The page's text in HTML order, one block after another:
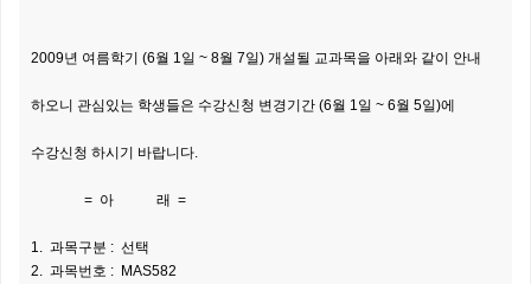
2009년 여름학기 (6월 1일 ~ 8월 7일) 개설될 교과목을 아래와 같이 안내
하오니 관심있는 학생들은 수강신청 변경기간 (6월 1일 ~ 6월 5일)에
수강신청 하시기 바랍니다.
= 아 래 =
1. 과목구분 : 선택
2. 과목번호 : MAS582